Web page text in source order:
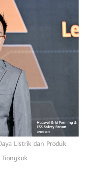
Listrik dan Produk